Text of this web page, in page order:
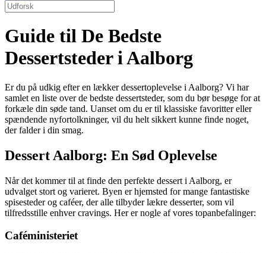
Guide til De Bedste
Dessertsteder i Aalborg
Er du på udkig efter en lækker dessertoplevelse i Aalborg? Vi har
samlet en liste over de bedste dessertsteder, som du bør besøge for at
forkæle din søde tand. Uanset om du er til klassiske favoritter eller
spændende nyfortolkninger, vil du helt sikkert kunne finde noget,
der falder i din smag.
Dessert Aalborg: En Sød Oplevelse
Når det kommer til at finde den perfekte dessert i Aalborg, er
udvalget stort og varieret. Byen er hjemsted for mange fantastiske
spisesteder og caféer, der alle tilbyder lækre desserter, som vil
tilfredsstille enhver cravings. Her er nogle af vores topanbefalinger:
Caféministeriet